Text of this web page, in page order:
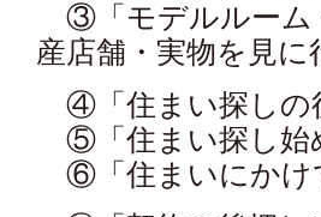
③「モデルルーム
産店舗・実物を見
④「住まい探しの
⑤「住まい探し始
⑥「住まいにかけ